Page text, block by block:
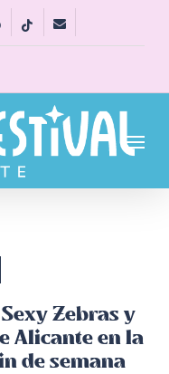
tiktok email
Menu
Zebras y
Alicante en la
de semana